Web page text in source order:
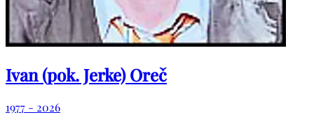
Ivan (pok. Jerke) Oreč
1977 - 2026